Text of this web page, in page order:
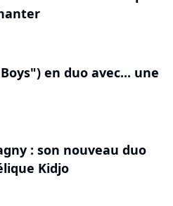
en duo avec... une
: son nouveau duo
Kidjo